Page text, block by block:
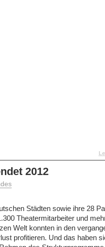
2012
Städten sowie ihre 28
Theatermitarbeiter und
Welt konnten in den
profitieren. Und das haben